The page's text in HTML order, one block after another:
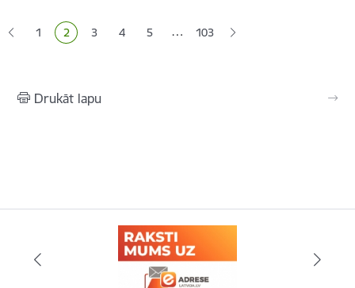
Lapa
1 Pašreizējā lapa
2 Lapa
3 Lapa
4 Lapa
5 … 103
Drukāt lapu